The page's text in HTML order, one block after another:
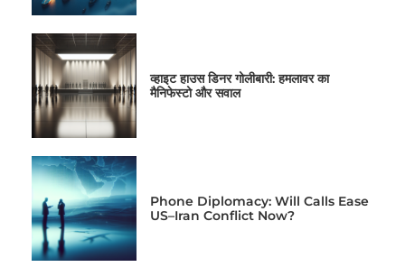
व्हाइट हाउस डिनर गोलीबारी: हमलावर का
मैनिफेस्टो और सवाल
Phone Diplomacy: Will Calls Ease
US–Iran Conflict Now?